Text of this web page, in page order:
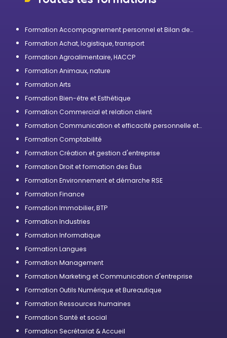
Formation Accompagnement personnel et Bilan de
Formation Achat, logistique, transport
Formation Agroalimentaire, HACCP
Formation Animaux, nature
Formation Arts
Formation Bien-être et Esthétique
Formation Commercial et relation client
Formation Communication et efficacité personnelle et
Formation Comptabilité
Formation Création et gestion d'entreprise
Formation Droit et formation des Élus
Formation Environnement et démarche RSE
Formation Finance
Formation Immobilier, BTP
Formation Industries
Formation Informatique
Formation Langues
Formation Management
Formation Marketing et Communication d'entreprise
Formation Outils Numérique et Bureautique
Formation Ressources humaines
Formation Santé et social
Formation Secrétariat & Accueil